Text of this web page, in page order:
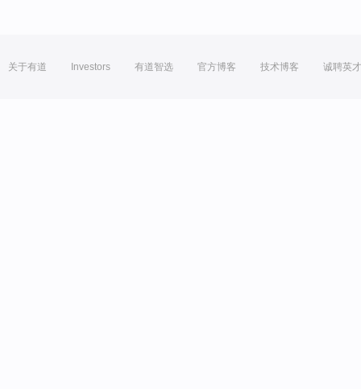
关于有道 Investors 有道智选 官方博客 技术博客 诚聘英才